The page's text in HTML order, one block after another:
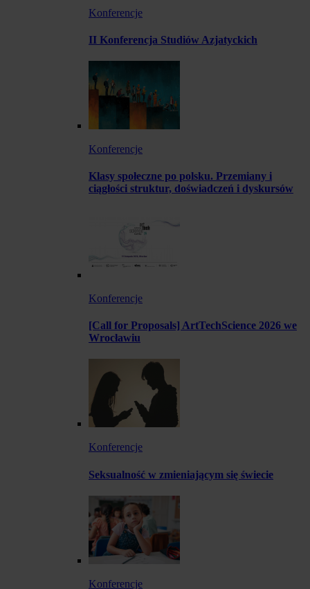
Konferencje
II Konferencja Studiów Azjatyckich
Konferencje
Klasy społeczne po polsku. Przemiany i
ciągłości struktur, doświadczeń i dyskursów
Konferencje
[Call for Proposals] ArtTechScience 2026 we
Wrocławiu
Konferencje
Seksualność w zmieniającym się świecie
Konferencje